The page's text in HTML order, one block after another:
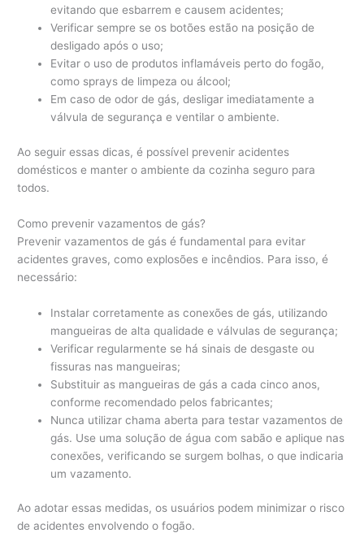
evitando que esbarrem e causem acidentes;
Verificar sempre se os botões estão na posição de
desligado após o uso;
Evitar o uso de produtos inflamáveis perto do fogão,
como sprays de limpeza ou álcool;
Em caso de odor de gás, desligar imediatamente a
válvula de segurança e ventilar o ambiente.
Ao seguir essas dicas, é possível prevenir acidentes
domésticos e manter o ambiente da cozinha seguro para
todos.
Como prevenir vazamentos de gás?
Prevenir vazamentos de gás é fundamental para evitar
acidentes graves, como explosões e incêndios. Para isso, é
necessário:
Instalar corretamente as conexões de gás, utilizando
mangueiras de alta qualidade e válvulas de segurança;
Verificar regularmente se há sinais de desgaste ou
fissuras nas mangueiras;
Substituir as mangueiras de gás a cada cinco anos,
conforme recomendado pelos fabricantes;
Nunca utilizar chama aberta para testar vazamentos de
gás. Use uma solução de água com sabão e aplique nas
conexões, verificando se surgem bolhas, o que indicaria
um vazamento.
Ao adotar essas medidas, os usuários podem minimizar o risco
de acidentes envolvendo o fogão.